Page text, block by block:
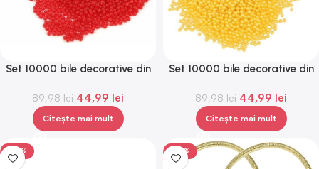
Set 10000 bile decorative din
Gonga®
89,98lei 44,99 lei
Citește mai mult
Set 10000 bile decorative din
Gonga®
89,98lei 44,99 lei
Citește mai mult
-50% -50%